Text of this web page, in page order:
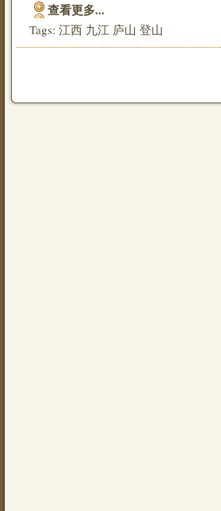
查看更多...
Tags: 江西 九江 庐山 登山